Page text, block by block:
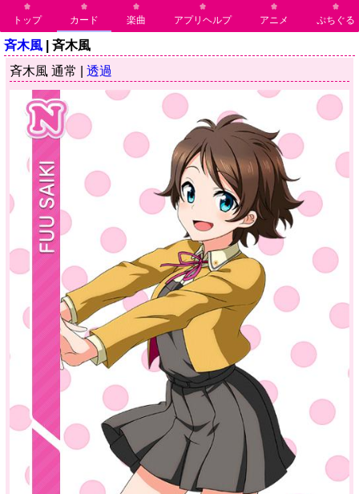
トップ カード 楽曲 アプリヘルプ アニメ ぷちぐる
斉木風 | 斉木風
斉木風 通常 | 透過